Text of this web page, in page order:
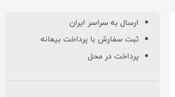
ارسال به سراسر ایران
ثبت سفارش با پرداخت بیعانه
پرداخت در محل